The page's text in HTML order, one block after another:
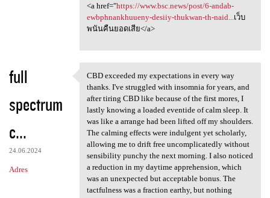
<a href="https://www.bsc.news/post/6-andab-
ewbphnankhuueny-desiiy-thukwan-th-naid... เว็บ
พนันคืนยอดเสีย</a>
full
spectrum
c...
24.06.2024
Adres
CBD exceeded my expectations
CBD exceeded my expectations in every way
thanks. I've struggled with insomnia for years, and
after tiring CBD like because of the first mores, I
lastly knowing a loaded eventide of calm sleep. It
was like a arrange had been lifted off my shoulders.
The calming effects were indulgent yet scholarly,
allowing me to drift free uncomplicatedly without
sensibility punchy the next morning. I also noticed
a reduction in my daytime apprehension, which
was an unexpected but acceptable bonus. The
tactfulness was a fraction earthy, but nothing